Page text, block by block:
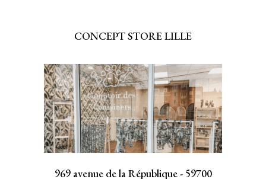
CONCEPT STORE LILLE
969 avenue de la République - 59700